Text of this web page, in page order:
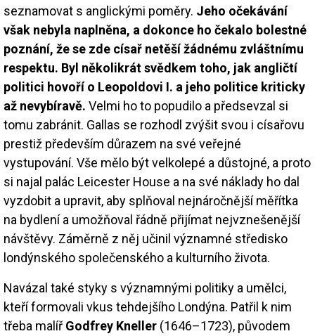
seznamovat s anglickými poměry. Jeho očekávání
však nebyla naplněna, a dokonce ho čekalo bolestné
poznání, že se zde císař netěší žádnému zvláštnímu
respektu. Byl několikrát svědkem toho, jak angličtí
politici hovoří o Leopoldovi I. a jeho politice kriticky
až nevybíravě. Velmi ho to popudilo a předsevzal si
tomu zabránit. Gallas se rozhodl zvýšit svou i císařovu
prestiž především důrazem na své veřejné
vystupování. Vše mělo být velkolepé a důstojné, a proto
si najal palác Leicester House a na své náklady ho dal
vyzdobit a upravit, aby splňoval nejnáročnější měřítka
na bydlení a umožňoval řádně přijímat nejvznešenější
návštěvy. Záměrně z něj učinil významné středisko
londýnského společenského a kulturního života.
Navázal také styky s významnými politiky a umělci,
kteří formovali vkus tehdejšího Londýna. Patřil k nim
třeba malíř Godfrey Kneller (1646–1723), původem